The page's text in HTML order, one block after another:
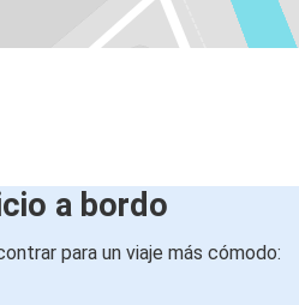
a bordo
para un viaje más cómodo: